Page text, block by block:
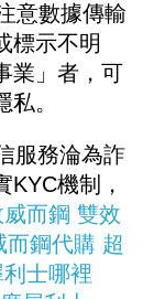
意數據傳輸
標示不明
業」者，可
。
服務淪為詐
機制，
而鋼 雙效
而鋼代購 超
士哪裡